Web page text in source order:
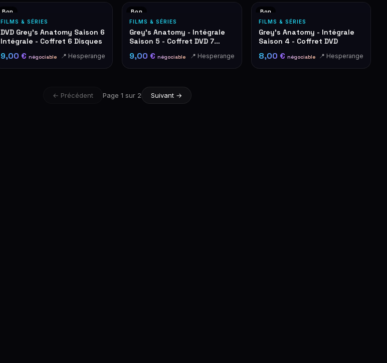
Bon
FILMS & SÉRIES
DVD Grey's Anatomy Saison 6
Intégrale - Coffret 6 Disques
9,00 € négociable 📍 Hesperange
Bon
FILMS & SÉRIES
Grey's Anatomy - Intégrale
Saison 5 - Coffret DVD 7
9,00 € négociable 📍 Hesperange
Bon
FILMS & SÉRIES
Grey's Anatomy - Intégrale
Saison 4 - Coffret DVD
8,00 € négociable 📍 Hesperange
← Précédent Page 1 sur 2 Suivant →